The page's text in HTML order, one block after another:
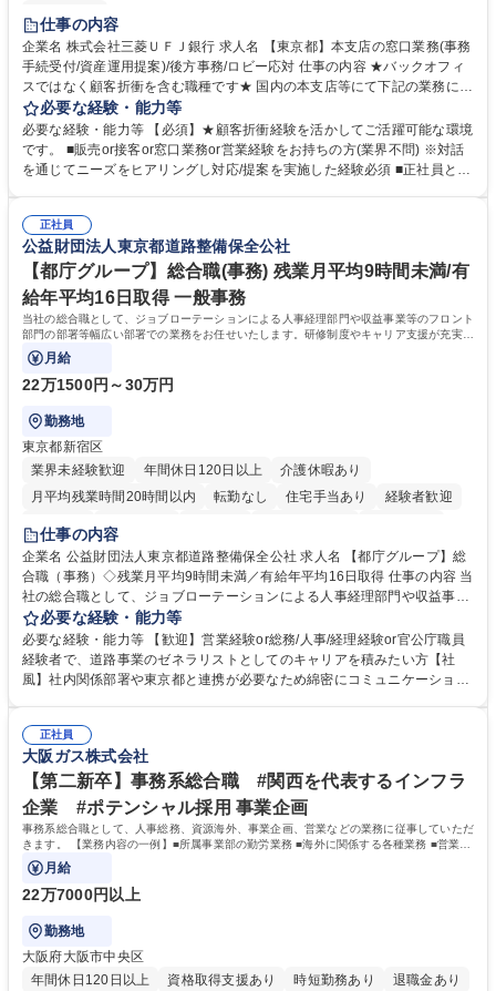
土日祝休み
仕事の内容
企業名 株式会社三菱ＵＦＪ銀行 求人名 【東京都】本支店の窓口業務(事務
手続受付/資産運用提案)/後方事務/ロビー応対 仕事の内容 ★バックオフィ
スではなく顧客折衝を含む職種です★ 国内の本支店等にて下記の業務に従
事していただきます。 ■窓口/後方/ロビーにて事務手続等の受付・オペレ
ーション、お客様対応 ■窓口にて、ご来店された個人のお客様に対して金
融商品のご提案 ■効率的な事務運用の検討・構築等 ≪業務紹介：ご応募前
に必ずご覧ください≫ ※記事 https://www.mysite.bk.mufg.jp/career/circle/
必要な経験・能力等
必要な経験・能力等 【必須】★顧客折衝経験を活かしてご活躍可能な環境
です。 ■販売or接客or窓口業務or営業経験をお持ちの方(業界不問) ※対話
を通じてニーズをヒアリングし対応/提案を実施した経験必須 ■正社員とし
るので安心して入行いただけます。 幅広いキャリアの選択肢があり、公募
や社内副業等を活用し、 一人ひとりが挑戦できるカルチャーが浸透してい
ます。 学歴・資格 学歴：大学院 大学 高専 短大 専修学校 高校 語学力：
資格：
正社員
公益財団法人東京都道路整備保全公社
【都庁グループ】総合職(事務) 残業月平均9時間未満/有
給年平均16日取得 一般事務
当社の総合職として、ジョブローテーションによる人事経理部門や収益事業等のフロント
部門の部署等幅広い部署での業務をお任せいたします。研修制度やキャリア支援が充実し
ております！ ※下記業務詳細
月給
22万1500円～30万円
勤務地
東京都新宿区
業界未経験歓迎
年間休日120日以上
介護休暇あり
月平均残業時間20時間以内
転勤なし 住宅手当あり
経験者歓迎
研修あり
退職金あり
駅近5分以内
資格取得手当あり 食事補助あり
仕事の内容
企業名 公益財団法人東京都道路整備保全公社 求人名 【都庁グループ】総
合職（事務）◇残業月平均9時間未満／有給年平均16日取得 仕事の内容 当
社の総合職として、ジョブローテーションによる人事経理部門や収益事業
等のフロント部門の部署等幅広い部署での業務をお任せいたします。研修
制度やキャリア支援が充実しております！ ※下記業務詳細 【業務詳細】■
管理部門：広報、人事、経理など当公社の運営に係る管理業務 ■収益部
門：駐車場の新規開拓、管理運営、新宿駅西口広場の「イベントコーナ
道路施設や道路工事現場の見学ツアー事業 ※入社後は上記いずれかの部門
へ配属。※業務内容変更の範囲：会社の定める業務 募集職種 【都庁グル
ープ】総合職（事務）◇残業月平均9時間未満／有給年平均16日取得
必要な経験・能力等
必要な経験・能力等 【歓迎】営業経験or総務/人事/経理経験or官公庁職員
経験者で、道路事業のゼネラリストとしてのキャリアを積みたい方【社
風】社内関係部署や東京都と連携が必要なため綿密にコミュニケーション
部門など多岐に渡る業務を経験できます。 ■様々なプロジェクト：駐車場
事業の他、新宿駅西口広場内に設置された照明を兼ねた広告「ブライトサ
イン」の管理運営を行うなど、事業収益を生み出す活動を積極的に行って
います。 学歴・資格 学歴：大学院 大学 高専 短大 専修学校 高校 語学力：
資格：
正社員
大阪ガス株式会社
【第二新卒】事務系総合職 #関西を代表するインフラ
企業 #ポテンシャル採用 事業企画
事務系総合職として、人事総務、資源海外、事業企画、営業などの業務に従事していただ
きます。 【業務内容の一例】■所属事業部の勤労業務 ■海外に関係する各種業務 ■営業部
門の企画スタッフ、ルート営業
月給
22万7000円以上
勤務地
大阪府大阪市中央区
年間休日120日以上
資格取得支援あり 時短勤務あり
退職金あり